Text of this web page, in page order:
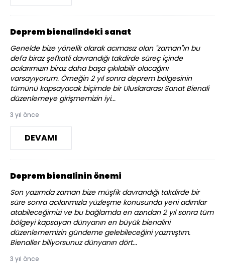
Deprem bienalindeki sanat
Genelde bize yönelik olarak acımasız olan "zaman"ın bu
defa biraz şefkatli davrandığı takdirde süreç içinde
acılarımızın biraz daha başa çıkılabilir olacağını
varsayıyorum. Örneğin 2 yıl sonra deprem bölgesinin
tümünü kapsayacak biçimde bir Uluslararası Sanat Bienali
düzenlemeye girişmemizin iyi...
3 yıl önce
DEVAMI
Deprem bienalinin önemi
Son yazımda zaman bize müşfik davrandığı takdirde bir
süre sonra acılarımızla yüzleşme konusunda yeni adımlar
atabileceğimizi ve bu bağlamda en azından 2 yıl sonra tüm
bölgeyi kapsayan dünyanın en büyük bienalini
düzenlememizin gündeme gelebileceğini yazmıştım.
Bienaller biliyorsunuz dünyanın dört...
3 yıl önce